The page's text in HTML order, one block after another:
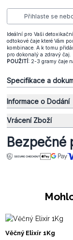
Přihlaste se
Ideální pro Vaši
odtokové čaje které Vám
kombinace. A k tomu
pro dokonalý a zdravý čaj.
POUŽITÍ: 2-3 gramy čaje
Specifikace a
Informace o Dodání
Vrácení Zboží
Bezpečné
Věčný Elixír 1Kg